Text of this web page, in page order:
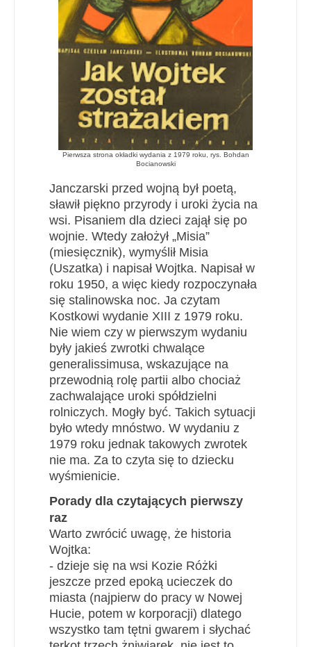
Pierwsza strona okładki wydania z 1979 roku, rys. Bohdan
Bocianowski
Janczarski przed wojną był poetą,
sławił piękno przyrody i uroki życia na
wsi. Pisaniem dla dzieci zajął się po
wojnie. Wtedy założył „Misia”
(miesięcznik), wymyślił Misia
(Uszatka) i napisał Wojtka. Napisał w
roku 1950, a więc kiedy rozpoczynała
się stalinowska noc. Ja czytam
Kostkowi wydanie XIII z 1979 roku.
Nie wiem czy w pierwszym wydaniu
były jakieś zwrotki chwalące
generalissimusa, wskazujące na
przewodnią rolę partii albo chociaż
zachwalające uroki spółdzielni
rolniczych. Mogły być. Takich sytuacji
było wtedy mnóstwo. W wydaniu z
1979 roku jednak takowych zwrotek
nie ma. Za to czyta się to dziecku
wyśmienicie.
Porady dla czytających pierwszy
raz
Warto zwrócić uwagę, że historia
Wojtka:
- dzieje się na wsi Kozie Różki
jeszcze przed epoką ucieczek do
miasta (najpierw do pracy w Nowej
Hucie, potem w korporacji) dlatego
wszystko tam tętni gwarem i słychać